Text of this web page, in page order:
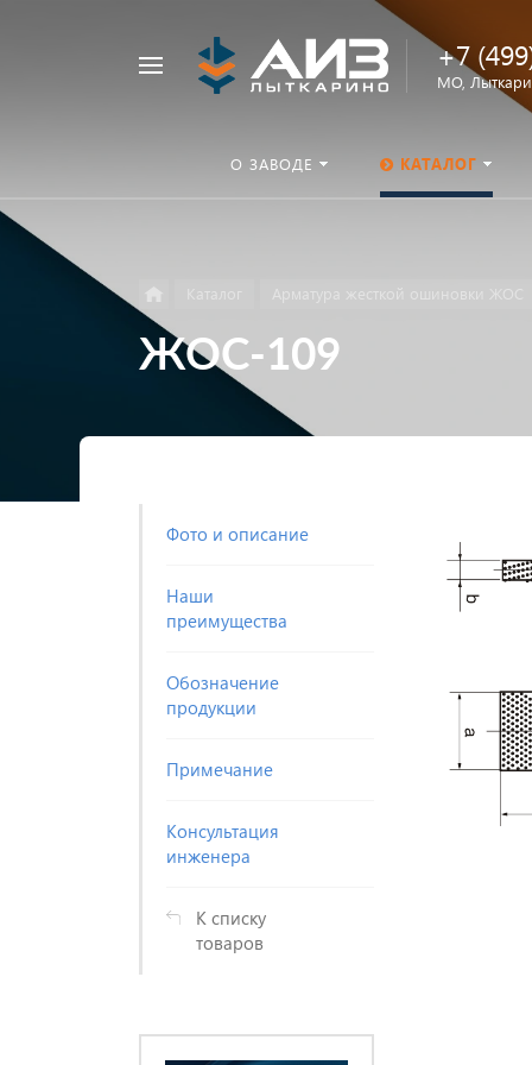
+7
МО,
О ЗАВОДЕ КАТАЛОГ
ЖОС-109
Фото и описание
Наши
преимущества
Обозначение
продукции
Примечание
Консультация
инженера
К списку
товаров